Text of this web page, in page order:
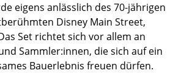
eigens anlässlich des 70-jährigen
Disney Main Street,
Set richtet sich vor allem an
Sammler:innen, die sich auf ein
Bauerlebnis freuen dürfen.